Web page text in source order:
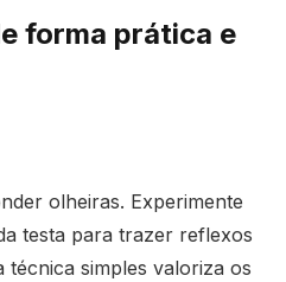
forma prática e
olheiras. Experimente
testa para trazer reflexos
técnica simples valoriza os